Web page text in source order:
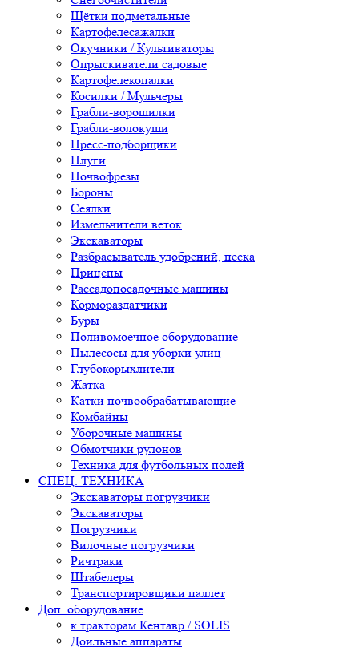
Щётки подметальные
Картофелесажалки
Окучники / Культиваторы
Опрыскиватели садовые
Картофелекопалки
Косилки / Мульчеры
Грабли-ворошилки
Грабли-волокуши
Пресс-подборщики
Плуги
Почвофрезы
Бороны
Сеялки
Измельчители веток
Экскаваторы
Разбрасыватель удобрений, песка
Прицепы
Рассадопосадочные машины
Кормораздатчики
Буры
Поливомоечное оборудование
Пылесосы для уборки улиц
Глубокорыхлители
Жатка
Катки почвообрабатывающие
Комбайны
Уборочные машины
Обмотчики рулонов
Техника для футбольных полей
СПЕЦ. ТЕХНИКА
Экскаваторы погрузчики
Экскаваторы
Погрузчики
Вилочные погрузчики
Ричтраки
Штабелеры
Транспортировщики паллет
Доп. оборудование
к тракторам Кентавр / SOLIS
Доильные аппараты